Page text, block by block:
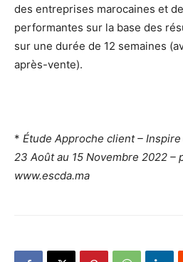
des entreprises marocaines et
performantes sur la base des
sur une durée de 12 semaines
après-vente).
* Étude Approche client –
23 Août au 15 Novembre 2022 –
www.escda.ma